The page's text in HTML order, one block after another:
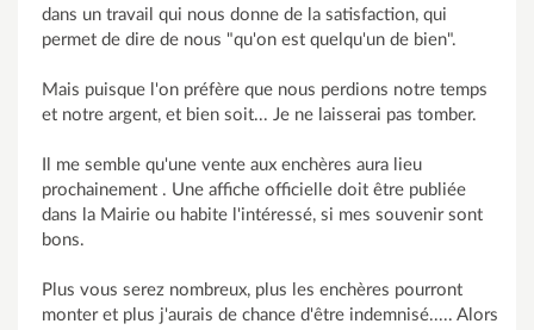
dans un travail qui nous donne de la satisfaction, qui
permet de dire de nous "qu'on est quelqu'un de bien".
Mais puisque l'on préfère que nous perdions notre temps
et notre argent, et bien soit... Je ne laisserai pas tomber.
Il me semble qu'une vente aux enchères aura lieu
prochainement . Une affiche officielle doit être publiée
dans la Mairie ou habite l'intéressé, si mes souvenir sont
bons.
Plus vous serez nombreux, plus les enchères pourront
monter et plus j'aurais de chance d'être indemnisé..... Alors